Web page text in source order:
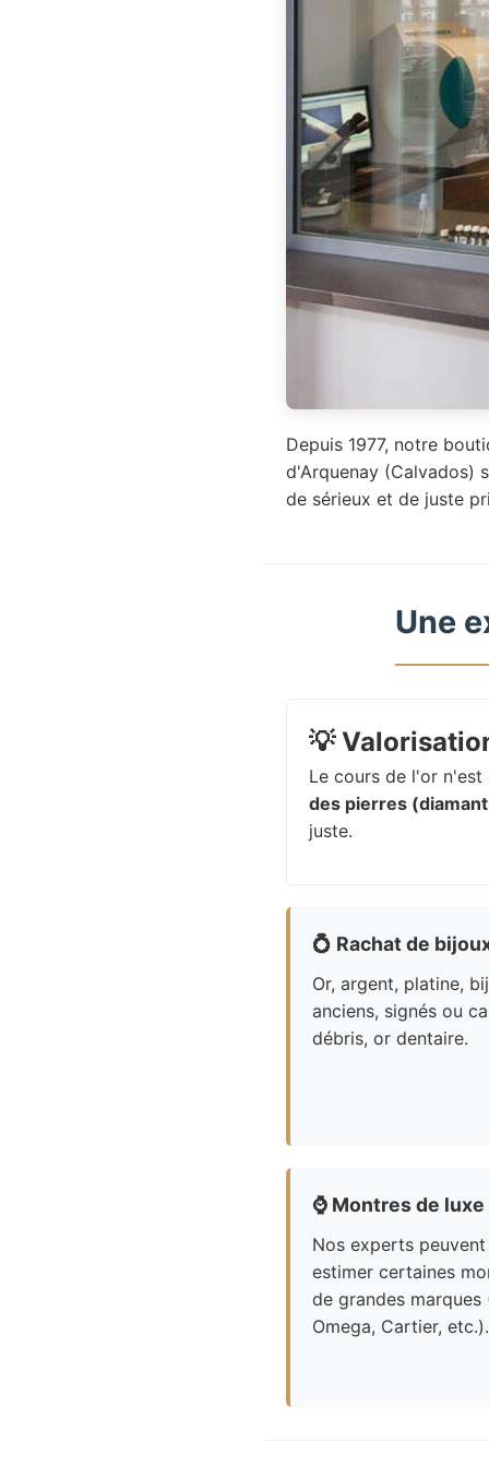
Depuis 1977, notre
d'Arquenay (Calvados)
de sérieux et de juste
Une
💡
Le cours de l'or
des pierres
juste.
💍 Rachat de
Or, argent, platine,
anciens, signés ou
débris, or dentaire.
⌚ Montres de luxe
Nos experts peuvent
estimer certaines
de grandes marques
Omega, Cartier, etc.).